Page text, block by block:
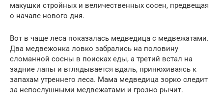
макушки стройных и величественных сосен, предвещая
о начале нового дня.
Вот в чаще леса показалась медведица с медвежатами.
Два медвежонка ловко забрались на половину
сломанной сосны в поисках еды, а третий встал на
задние лапы и вглядывается вдаль, принюхиваясь к
запахам утреннего леса. Мама медведица зорко следит
за непослушными медвежатами и грозно рычит.